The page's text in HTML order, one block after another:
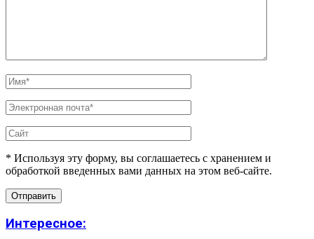
* Используя эту форму, вы соглашаетесь с хранением и
обработкой введенных вами данных на этом веб-сайте.
Интересное: